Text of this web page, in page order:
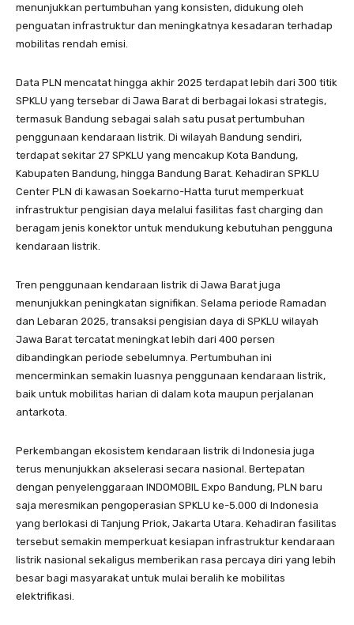
menunjukkan pertumbuhan yang konsisten, didukung oleh
penguatan infrastruktur dan meningkatnya kesadaran terhadap
mobilitas rendah emisi.
Data PLN mencatat hingga akhir 2025 terdapat lebih dari 300 titik
SPKLU yang tersebar di Jawa Barat di berbagai lokasi strategis,
termasuk Bandung sebagai salah satu pusat pertumbuhan
penggunaan kendaraan listrik. Di wilayah Bandung sendiri,
terdapat sekitar 27 SPKLU yang mencakup Kota Bandung,
Kabupaten Bandung, hingga Bandung Barat. Kehadiran SPKLU
Center PLN di kawasan Soekarno-Hatta turut memperkuat
infrastruktur pengisian daya melalui fasilitas fast charging dan
beragam jenis konektor untuk mendukung kebutuhan pengguna
kendaraan listrik.
Tren penggunaan kendaraan listrik di Jawa Barat juga
menunjukkan peningkatan signifikan. Selama periode Ramadan
dan Lebaran 2025, transaksi pengisian daya di SPKLU wilayah
Jawa Barat tercatat meningkat lebih dari 400 persen
dibandingkan periode sebelumnya. Pertumbuhan ini
mencerminkan semakin luasnya penggunaan kendaraan listrik,
baik untuk mobilitas harian di dalam kota maupun perjalanan
antarkota.
Perkembangan ekosistem kendaraan listrik di Indonesia juga
terus menunjukkan akselerasi secara nasional. Bertepatan
dengan penyelenggaraan INDOMOBIL Expo Bandung, PLN baru
saja meresmikan pengoperasian SPKLU ke-5.000 di Indonesia
yang berlokasi di Tanjung Priok, Jakarta Utara. Kehadiran fasilitas
tersebut semakin memperkuat kesiapan infrastruktur kendaraan
listrik nasional sekaligus memberikan rasa percaya diri yang lebih
besar bagi masyarakat untuk mulai beralih ke mobilitas
elektrifikasi.